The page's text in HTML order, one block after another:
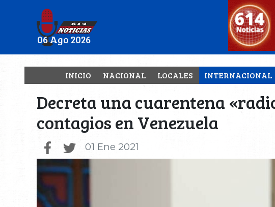
06 Ago 2026
INICIO NACIONAL LOCALES INTERNACIONAL
Decreta una cuarentena
contagios en Venezuela
01 Ene 2021